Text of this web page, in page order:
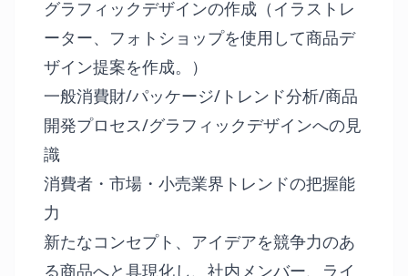
グラフィックデザインの作成（イラストレ
ーター、フォトショップを使用して商品デ
ザイン提案を作成。）
一般消費財/パッケージ/トレンド分析/商品
開発プロセス/グラフィックデザインへの見
識
消費者・市場・小売業界トレンドの把握能
力
新たなコンセプト、アイデアを競争力のあ
る商品へと具現化し、社内メンバー、ライ